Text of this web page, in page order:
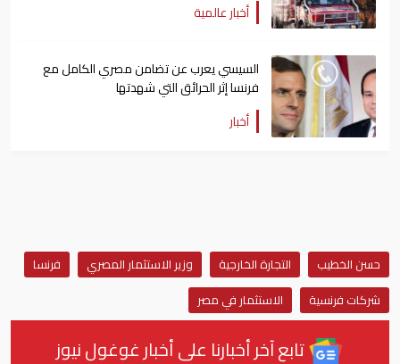
أخبار عالمية
السيسي يعرب عن تضامن مصري الكامل مع
فرنسا إثر الحرائق التي شهدتها
أخبار
حسن الخطيب التجارة الخارجية وزير الاستثمار المصري
فرنسا
شركات فرنسية
الاستثمار في مصر
تابع آخر أخبارنا على أخبار غوغول نيوز